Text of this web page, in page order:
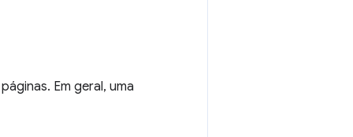
Em geral, uma